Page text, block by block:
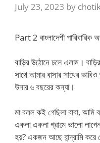
July 23, 2023 by
Part 2 বাংলাদেশী পারিবারিক
বাড়ির উঠোনে চলে এলাম।
সাথে আমার বাসার সাথের
উনার ৬ বছরের কন্যা।
মা বলল কই গেছিলা বাবা, আমি
একলা একলা গ্রামে ভালো
হয়? একজন আছে বান্দ্রামি করে